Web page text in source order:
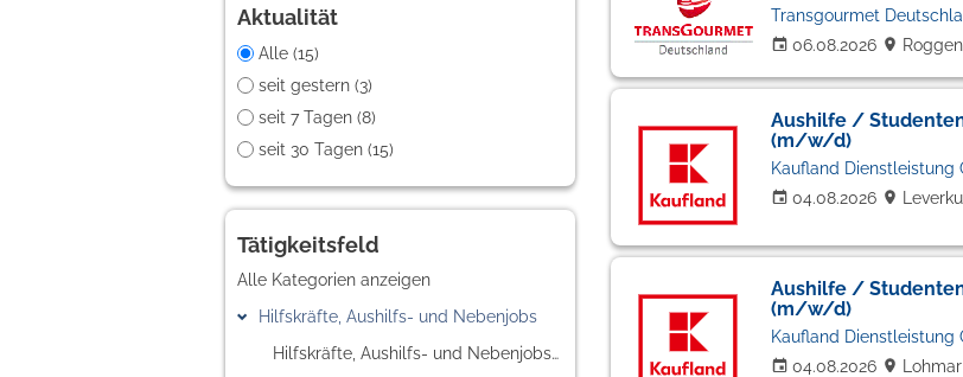
Aktualität
Alle (15)
seit gestern (3)
seit 7 Tagen (8)
seit 30 Tagen (15)
Tätigkeitsfeld
Alle Kategorien anzeigen
Hilfskräfte, Aushilfs- und Nebenjobs
Hilfskräfte, Aushilfs- und Nebenjobs (15)
06.08.2026
Transgourmet
Aushilfe /
(m/w/d)
04.08.2026
Kaufland Dienstleistung
Aushilfe /
(m/w/d)
04.08.2026
Kaufland Dienstleistung
Lohmar